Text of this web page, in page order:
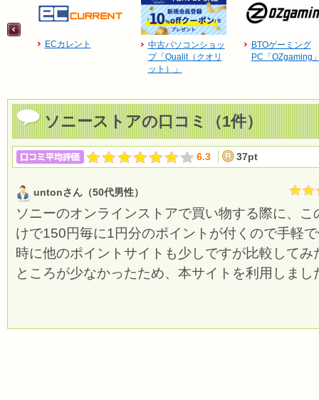
ECカレント
中古パソコンショッ
プ「Qualit（クオリ
ット）」
BTOゲーミング
PC「OZgaming
ソニーストアの口コミ（1件）
6.3 37pt
untonさん（50代男性）
ソニーのオンラインストアで買い物する際に、
けで150円毎に1円分のポイントが付くので手軽
時に他のポイントサイトも少しですが比較して
ところが少なかったため、本サイトを利用しまし